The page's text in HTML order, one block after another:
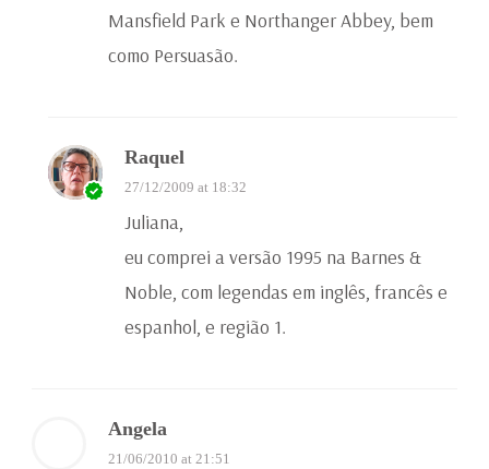
Mansfield Park e Northanger Abbey, bem
como Persuasão.
Raquel
27/12/2009 at 18:32
Juliana,
eu comprei a versão 1995 na Barnes &
Noble, com legendas em inglês, francês e
espanhol, e região 1.
Angela
21/06/2010 at 21:51